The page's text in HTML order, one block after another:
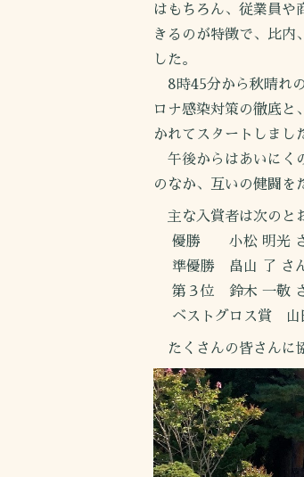
はもちろん、従業員や
きるのが特徴で、比内
した。
8時45分から秋晴れ
ロナ感染対策の徹底と
かれてスタートしまし
午後からはあいにく
のなか、互いの健闘を
主な入賞者は次のと
優勝 小松 明光
準優勝 畠山 了 さ
第３位 鈴木 一敬
ベストグロス賞 山
たくさんの皆さんに